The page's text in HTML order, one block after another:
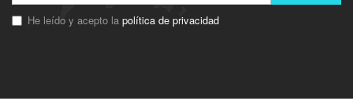
He leído y acepto la política de privacidad